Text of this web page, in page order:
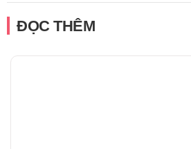
ĐỌC THÊM